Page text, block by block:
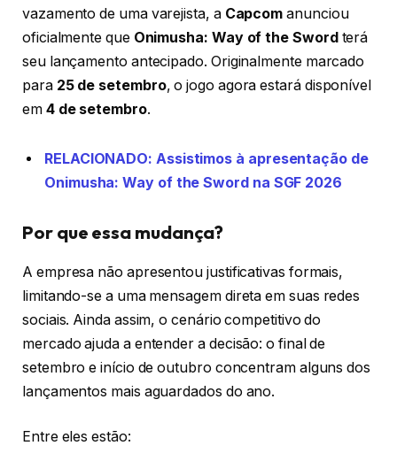
vazamento de uma varejista, a Capcom anunciou
oficialmente que Onimusha: Way of the Swordterá
seu lançamento antecipado. Originalmente marcado
para 25 de setembro, o jogo agora estará disponível
em 4 de setembro.
RELACIONADO: Assistimos à apresentação de
Onimusha: Way of the Sword na SGF 2026
Por que essa mudança?
A empresa não apresentou justificativas formais,
limitando-se a uma mensagem direta em suas redes
sociais. Ainda assim, o cenário competitivo do
mercado ajuda a entender a decisão: o final de
setembro e início de outubro concentram alguns dos
lançamentos mais aguardados do ano.
Entre eles estão: